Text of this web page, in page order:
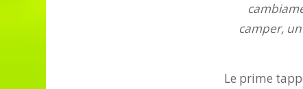
camper,
Le prime